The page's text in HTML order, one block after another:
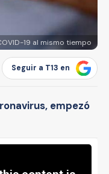
19 al mismo tiempo
Seguir a T13 en
empezó